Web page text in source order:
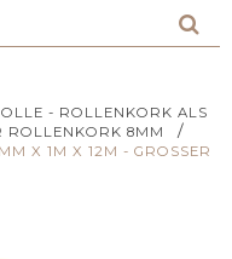
- ROLLENKORK ALS
ROLLENKORK 8MM /
X 1M X 12M - GROSSER P